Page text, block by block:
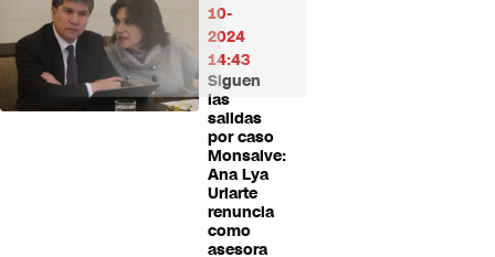
10-
2024
14:43
Siguen
las
salidas
por caso
Monsalve:
Ana Lya
Uriarte
renuncia
como
asesora